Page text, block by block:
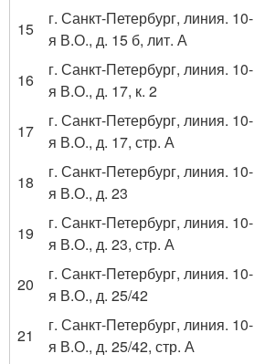
15
г. Санкт-Петербург, линия. 10-
я В.О., д. 15 б, лит. А
16
г. Санкт-Петербург, линия. 10-
я В.О., д. 17, к. 2
17
г. Санкт-Петербург, линия. 10-
я В.О., д. 17, стр. А
18
г. Санкт-Петербург, линия. 10-
я В.О., д. 23
19
г. Санкт-Петербург, линия. 10-
я В.О., д. 23, стр. А
20
г. Санкт-Петербург, линия. 10-
я В.О., д. 25/42
21
г. Санкт-Петербург, линия. 10-
я В.О., д. 25/42, стр. А